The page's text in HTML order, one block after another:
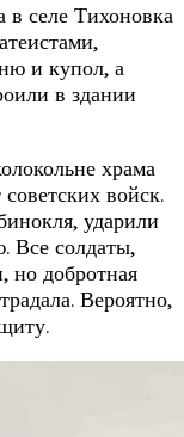
в селе Тихоновка
и купол, а
в здании
храма
войск.
ударили
Все солдаты,
но добротная
Вероятно,